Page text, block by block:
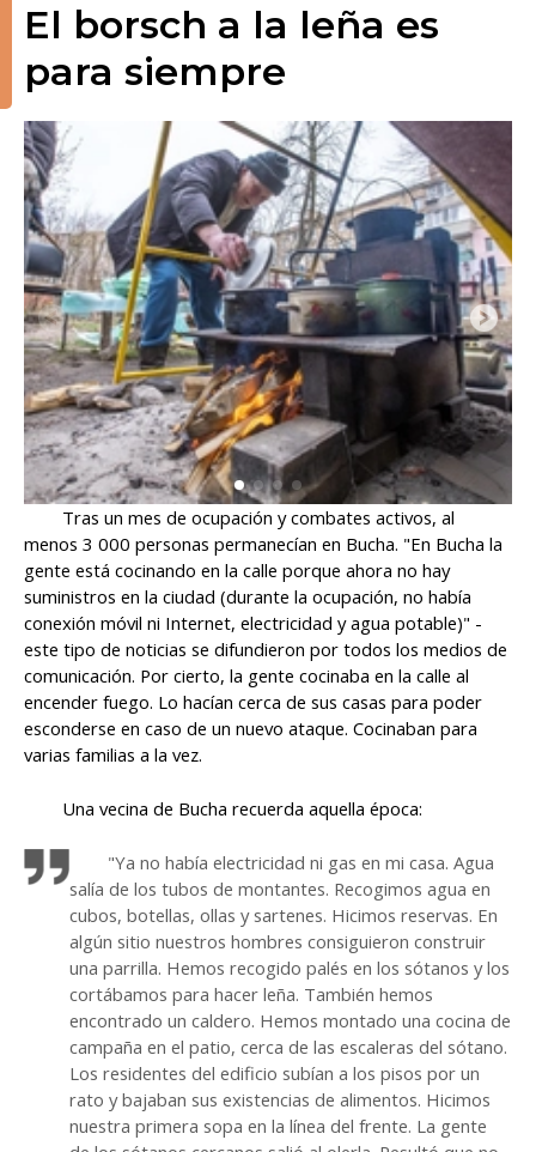
El borsch a la leña es
para siempre
Tras un mes de ocupación y combates activos, al
menos 3 000 personas permanecían en Bucha. "En Bucha la
gente está cocinando en la calle porque ahora no hay
suministros en la ciudad (durante la ocupación, no había
conexión móvil ni Internet, electricidad y agua potable)" -
este tipo de noticias se difundieron por todos los medios de
comunicación. Por cierto, la gente cocinaba en la calle al
encender fuego. Lo hacían cerca de sus casas para poder
esconderse en caso de un nuevo ataque. Cocinaban para
varias familias a la vez.
Una vecina de Bucha recuerda aquella época:
"Ya no había electricidad ni gas en mi casa. Agua
salía de los tubos de montantes. Recogimos agua en
cubos, botellas, ollas y sartenes. Hicimos reservas. En
algún sitio nuestros hombres consiguieron construir
una parrilla. Hemos recogido palés en los sótanos y los
cortábamos para hacer leña. También hemos
encontrado un caldero. Hemos montado una cocina de
campaña en el patio, cerca de las escaleras del sótano.
Los residentes del edificio subían a los pisos por un
rato y bajaban sus existencias de alimentos. Hicimos
nuestra primera sopa en la línea del frente. La gente